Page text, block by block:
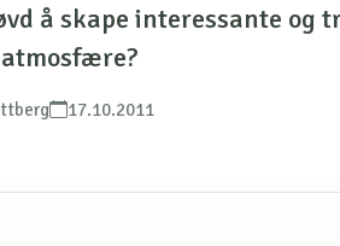
å skape interessante og
17.10.2011